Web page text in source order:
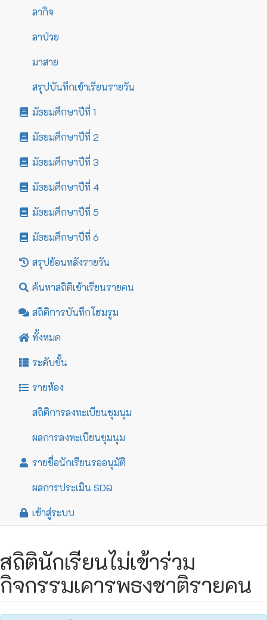
ลากิจ
ลาป่วย
มาสาย
สรุปบันทึกเข้าเรียนรายวัน
มัธยมศึกษาปีที่ 1
มัธยมศึกษาปีที่ 2
มัธยมศึกษาปีที่ 3
มัธยมศึกษาปีที่ 4
มัธยมศึกษาปีที่ 5
มัธยมศึกษาปีที่ 6
สรุปย้อนหลังรายวัน
ค้นหาสถิติเข้าเรียนรายคน
สถิติการบันทึกโฮมรูม
ทั้งหมด
ระดับชั้น
รายห้อง
สถิติการลงทะเบียนชุมนุม
ผลการลงทะเบียนชุมนุม
รายชื่อนักเรียนรออนุมัติ
ผลการประเมิน SDQ
เข้าสู่ระบบ
สถิตินักเรียนไม่เข้าร่วม
กิจกรรมเคารพธงชาติรายคน